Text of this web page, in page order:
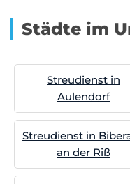
Städte im
Streudienst in
Aulendorf
Streudienst in
an der Riß